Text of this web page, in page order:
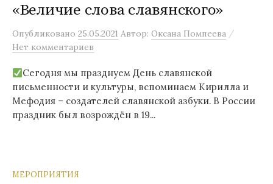
«Величие слова славянского»
Опубликовано 25.05.2021 Автор: Оксана Помпеева /
Нет комментариев
Сегодня мы празднуем День славянской
письменности и культуры, вспоминаем Кирилла и
Мефодия – создателей славянской азбуки. В России
праздник был возрождён в 19...
МЕРОПРИЯТИЯ